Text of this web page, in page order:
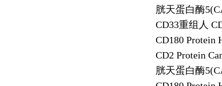
胱天蛋白酶
CD33重组人
CD180 Protein
CD2 Protein
胱天蛋白酶